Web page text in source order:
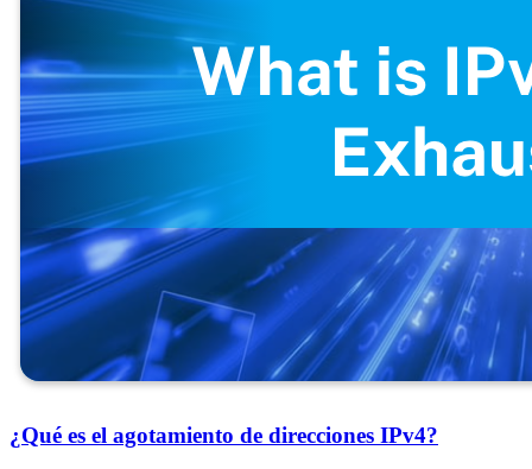
¿Qué es el agotamiento de direcciones IPv4?